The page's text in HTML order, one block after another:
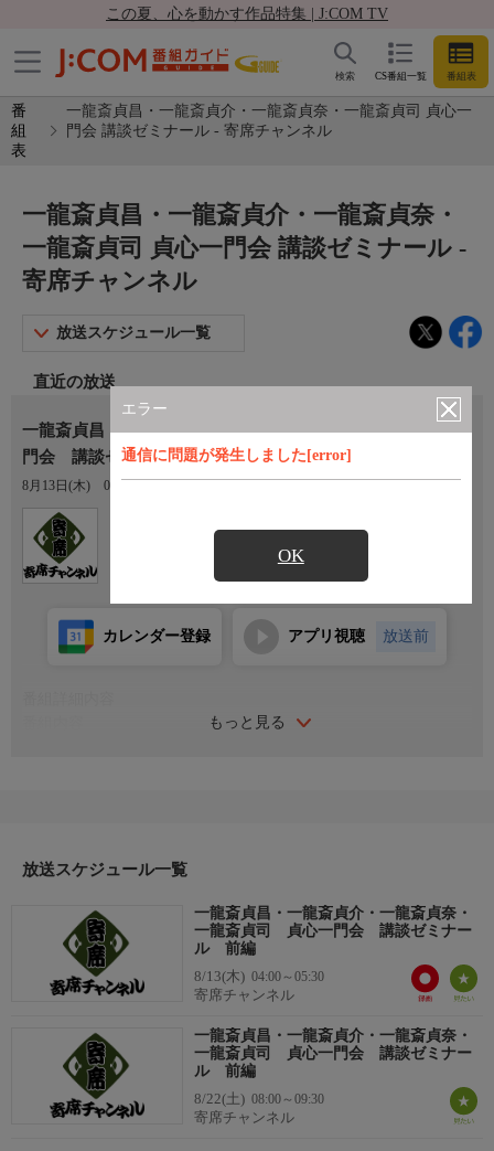
この夏、心を動かす作品特集 | J:COM TV
CS番組一覧 番組表
検索
番
組
表
一龍斎貞昌・一龍斎貞介・一龍斎貞奈・一龍斎貞司 貞心一
門会 講談ゼミナール - 寄席チャンネル
エラー
通信に問題が発生しました[error]
OK
一龍斎貞昌・一龍斎貞介・一龍斎貞奈・
一龍斎貞司 貞心一門会 講談ゼミナール -
寄席チャンネル
放送スケジュール一覧
直近の放送
一龍斎貞昌・一龍斎貞介・一龍斎貞奈・一龍斎貞司 貞心一
門会 講談ゼミナール 前編
8月13日(木) 04:00〜05:30
寄席チャンネル
もっと見る
カレンダー登録 アプリ視聴 放送前
放送スケジュール一覧
一龍斎貞昌・一龍斎貞介・一龍斎貞奈・
一龍斎貞司 貞心一門会 講談ゼミナー
ル 前編
8/13(木) 04:00～05:30
寄席チャンネル
一龍斎貞昌・一龍斎貞介・一龍斎貞奈・
一龍斎貞司 貞心一門会 講談ゼミナー
ル 前編
8/22(土) 08:00～09:30
寄席チャンネル